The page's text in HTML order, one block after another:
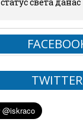
TWITTER